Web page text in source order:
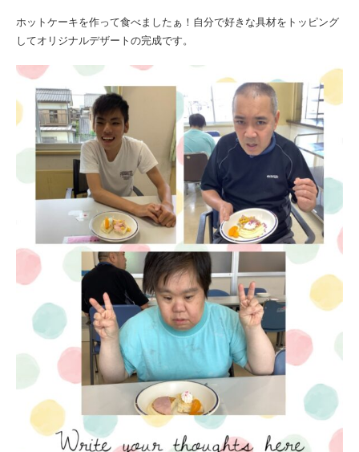
ホットケーキを作って食べましたぁ！自分で好きな具材をトッピング
してオリジナルデザートの完成です。